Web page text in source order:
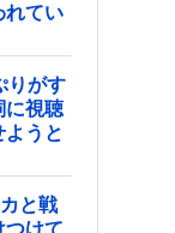
れてい
りがす
に視聴
うと
と戦
つけて